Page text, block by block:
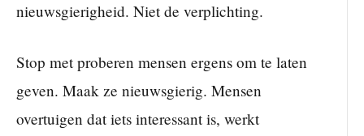
nieuwsgierigheid. Niet de verplichting.
Stop met proberen mensen ergens om te laten
geven. Maak ze nieuwsgierig. Mensen
overtuigen dat iets interessant is, werkt